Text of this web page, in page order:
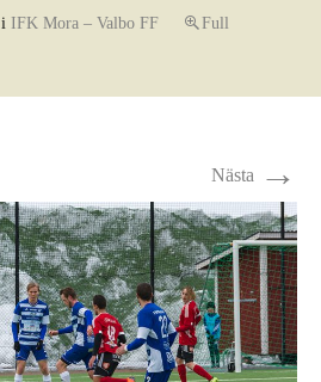
i IFK Mora – Valbo FF
Full
Nästa →